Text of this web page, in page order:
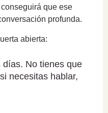
que ese
profunda.
abierta:
días. No tienes que
necesitas hablar,